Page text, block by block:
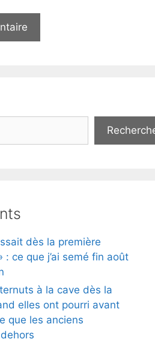
dès la première
: ce que j’ai semé fin août
à la cave dès la
elles ont pourri avant
que les anciens